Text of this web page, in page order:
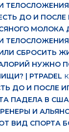
ТЕЛОСЛОЖЕНИЯ
ДО И ПОСЛЕ
МОЛОКА
ТЕЛОСЛОЖЕНИЯ
СБРОСИТЬ
НУЖНО
| PTPADEL
ДО И ПОСЛЕ
ПАДЕЛА В
И
ВИД СПОРТА